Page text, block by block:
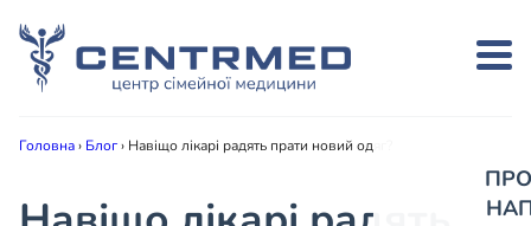
Головна› Блог› Навіщо лікарі радять прати новий одяг?